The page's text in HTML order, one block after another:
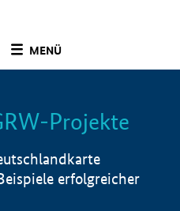
MENÜ
Info
Projekte
erfolgreicher